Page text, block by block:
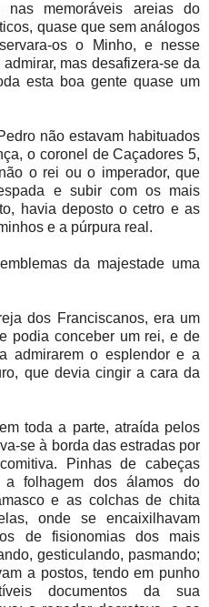
nas memoráveis areias do
quase que sem análogos
os o Minho, e nesse
mas desafizera-se da
esta boa gente quase um
não estavam habituados
o coronel de Caçadores 5,
o rei ou o imperador, que
e subir com os mais
havia deposto o cetro e as
e a púrpura real.
da majestade uma
dos Franciscanos, era um
podia conceber um rei, e de
admirarem o esplendor e a
que devia cingir a cara da
toda a parte, atraída pelos
se à borda das estradas por
Pinhas de cabeças
a folhagem dos álamos do
e as colchas de chita
onde se encaixilhavam
de fisionomias dos mais
gesticulando, pasmando;
a postos, tendo em punho
documentos da sua